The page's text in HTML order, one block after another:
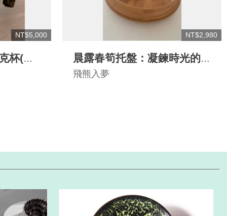
NT$5,000
杯(含
NT$2,980
晨露春筍托盤：凝鍊時光的
竹藝詩 Alba Bamboo
飛熊入夢